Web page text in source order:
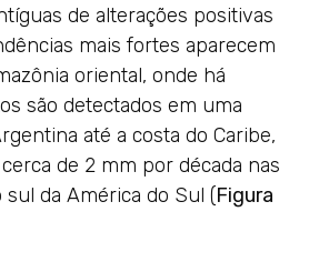
de alterações positivas
mais fortes aparecem
oriental, onde há
são detectados em uma
até a costa do Caribe,
de 2 mm por década nas
da América do Sul (Figura